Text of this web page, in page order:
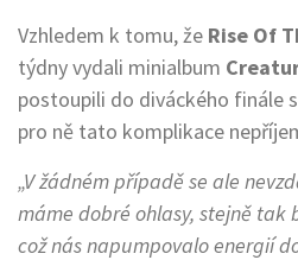
Vzhledem k tomu, že Rise Of
týdny vydali minialbum
postoupili do diváckého finále
pro ně tato komplikace
„V žádném případě se ale
máme dobré ohlasy, stejně tak
což nás napumpovalo energií